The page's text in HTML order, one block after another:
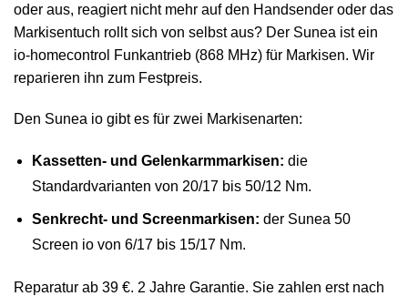
oder aus, reagiert nicht mehr auf den Handsender oder das
Markisentuch rollt sich von selbst aus? Der Sunea ist ein
io-homecontrol Funkantrieb (868 MHz) für Markisen. Wir
reparieren ihn zum Festpreis.
Den Sunea io gibt es für zwei Markisenarten:
Kassetten- und Gelenkarmmarkisen: die
Standardvarianten von 20/17 bis 50/12 Nm.
Senkrecht- und Screenmarkisen: der Sunea 50
Screen io von 6/17 bis 15/17 Nm.
Reparatur ab 39 €. 2 Jahre Garantie. Sie zahlen erst nach